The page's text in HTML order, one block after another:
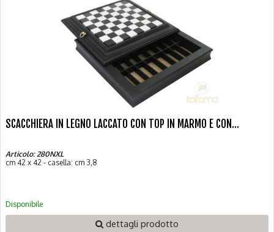
SCACCHIERA IN LEGNO LACCATO CON TOP IN MARMO E CON...
Articolo: 280NXL
cm 42 x 42 - casella: cm 3,8
Disponibile
dettagli prodotto